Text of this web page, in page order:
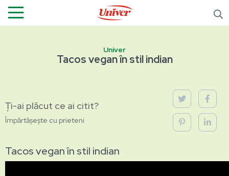
Univer
Tacos vegan în stil indian
Ți-ai plăcut ce ai citit?
Împărtășește cu prieteni
Tacos vegan în stil indian